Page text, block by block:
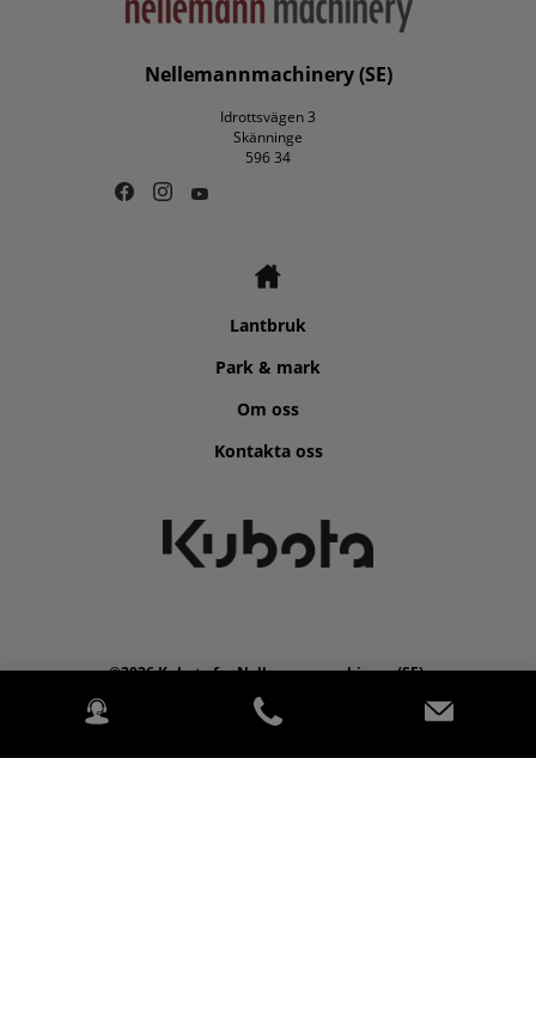
Nellemannmachinery (SE)
Idrottsvägen 3
Skänninge
596 34
Lantbruk
Park & mark
Om oss
Kontakta oss
©2026 Kubota for Nellemannmachinery (SE).
2020 Kubota Tractor Corporation. Alla rättigheter förbehållna
PowerChord.